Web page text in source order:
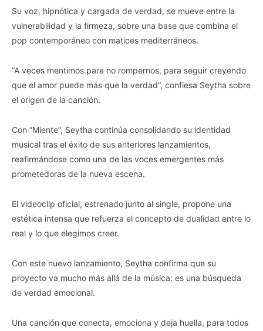
Su voz, hipnótica y cargada de verdad, se mueve entre la
vulnerabilidad y la firmeza, sobre una base que combina el
pop contemporáneo con matices mediterráneos.
“A veces mentimos para no rompernos, para seguir creyendo
que el amor puede más que la verdad”, confiesa Seytha sobre
el origen de la canción.
Con “Miente”, Seytha continúa consolidando su identidad
musical tras el éxito de sus anteriores lanzamientos,
reafirmándose como una de las voces emergentes más
prometedoras de la nueva escena.
El videoclip oficial, estrenado junto al single, propone una
estética intensa que refuerza el concepto de dualidad entre lo
real y lo que elegimos creer.
Con este nuevo lanzamiento, Seytha confirma que su
proyecto va mucho más allá de la música: es una búsqueda
de verdad emocional.
Una canción que conecta, emociona y deja huella, para todos